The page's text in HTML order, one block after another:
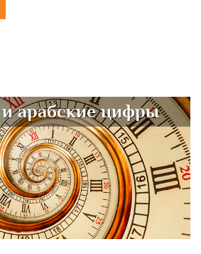
арабские цифры